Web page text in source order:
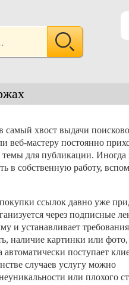
самый хвост выдачи
веб-мастеру постоянно
для публикации. Иногда
в собственную работу,
ссылок давно уже
через подписные
и устанавливает
наличие картинки или
поступает
случаев услугу можно
или плохого